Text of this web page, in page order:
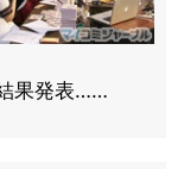
果発表……